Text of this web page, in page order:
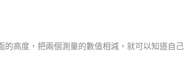
高度，把兩個測量的數值相減，就可以知道自己